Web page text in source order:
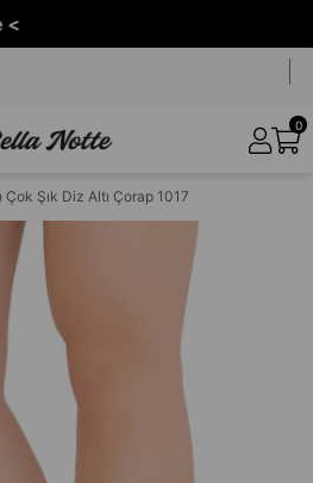
0
Şık Diz Altı Çorap 1017